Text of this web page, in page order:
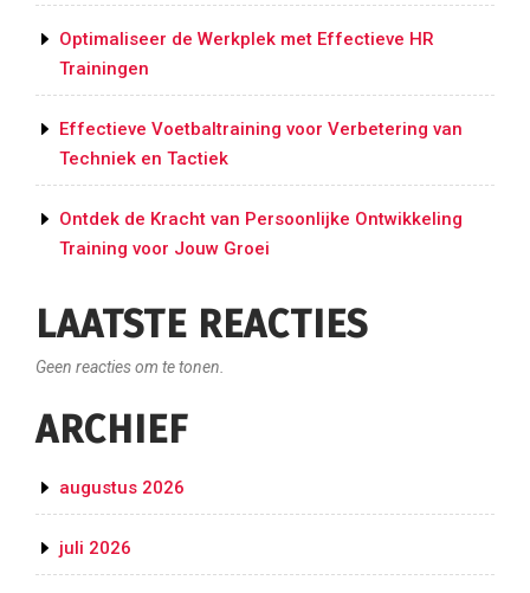
Optimaliseer de Werkplek met Effectieve HR
Trainingen
Effectieve Voetbaltraining voor Verbetering van
Techniek en Tactiek
Ontdek de Kracht van Persoonlijke Ontwikkeling
Training voor Jouw Groei
LAATSTE REACTIES
Geen reacties om te tonen.
ARCHIEF
augustus 2026
juli 2026